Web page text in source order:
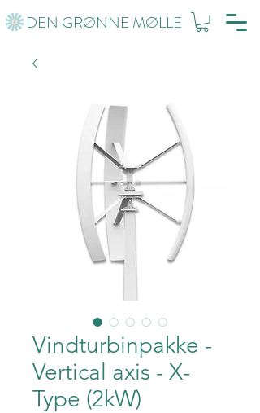
DEN GRØNNE MØLLE
Vindturbinpakke -
Vertical axis - X-
Type (2kW)